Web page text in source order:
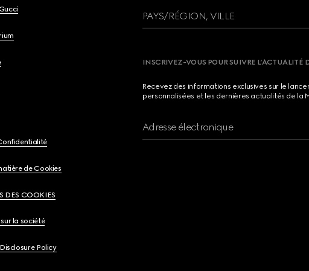
de Cookies
DES COOKIES
la société
Policy
PAYS/RÉGION, VILLE
INSCRIVEZ-VOUS POUR SUIVRE L’ACTUALITÉ
Recevez des informations exclusives sur le
personnalisées et les dernières actualités de la
Adresse électronique